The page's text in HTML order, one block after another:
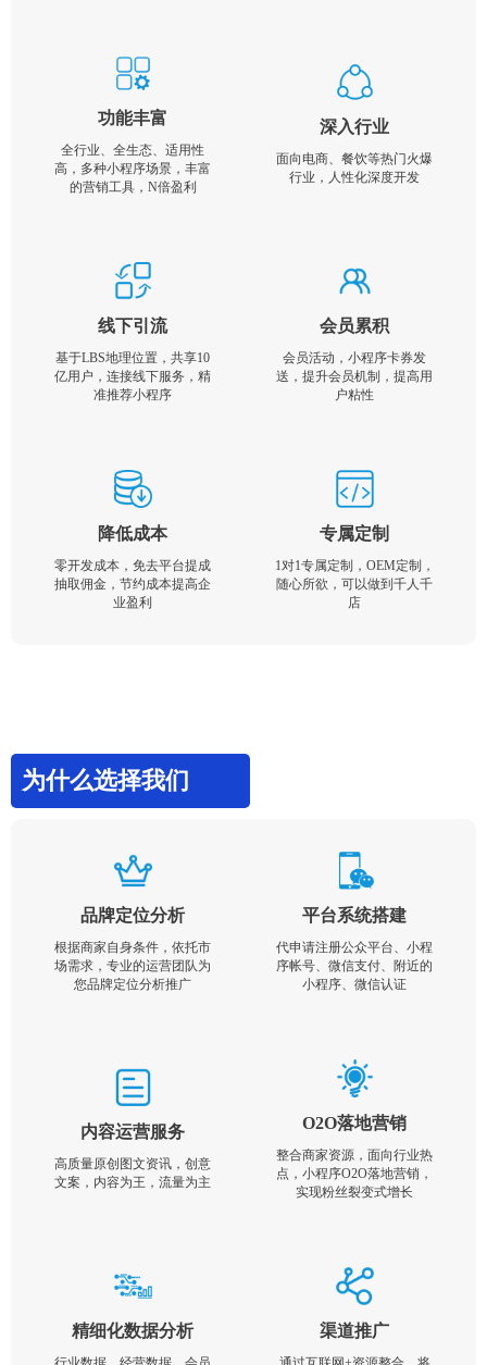
功能丰富
全行业、全生态、适用性
高，多种小程序场景，丰富
的营销工具，N倍盈利
深入行业
面向电商、餐饮等热门火爆
行业，人性化深度开发
线下引流
基于LBS地理位置，共享10
亿用户，连接线下服务，精
准推荐小程序
会员累积
会员活动，小程序卡券发
送，提升会员机制，提高用
户粘性
降低成本
零开发成本，免去平台提成
抽取佣金，节约成本提高企
业盈利
专属定制
1对1专属定制，OEM定制，
随心所欲，可以做到千人千
店
为什么选择我们
品牌定位分析
根据商家自身条件，依托市
场需求，专业的运营团队为
您品牌定位分析推广
平台系统搭建
代申请注册公众平台、小程
序帐号、微信支付、附近的
小程序、微信认证
内容运营服务
高质量原创图文资讯，创意
文案，内容为王，流量为主
O2O落地营销
整合商家资源，面向行业热
点，小程序O2O落地营销，
实现粉丝裂变式增长
精细化数据分析 渠道推广